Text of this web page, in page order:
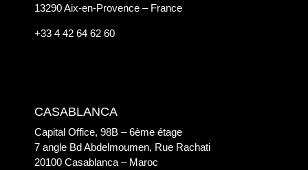
13290 Aix-en-Provence – France
+33 4 42 64 62 60
CASABLANCA
Capital Office, 98B – 6ème étage
7 angle Bd Abdelmoumen, Rue Rachati
20100 Casablanca – Maroc